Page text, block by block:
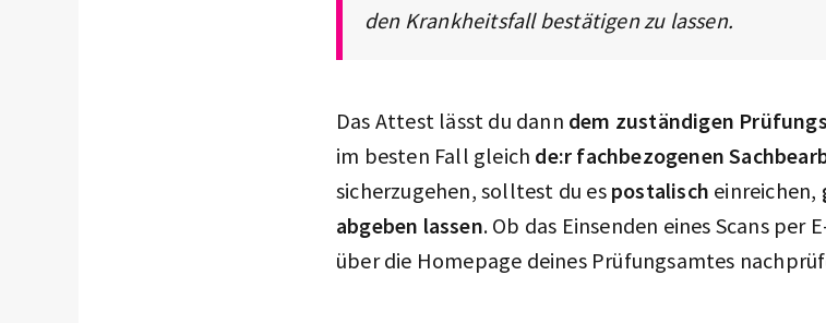
den Krankheitsfall bestätigen zu lassen.
Das Attest lässt du dann dem zuständigen
im besten Fall gleich de:r fachbezogenen
sicherzugehen, solltest du es postalisch einreichen,
abgeben lassen. Ob das Einsenden eines Scans
über die Homepage deines Prüfungsamtes